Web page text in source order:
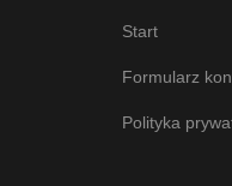
Start
Formularz
Polityka